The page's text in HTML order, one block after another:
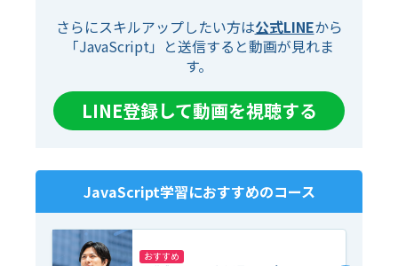
さらにスキルアップしたい方は公式LINEから
「JavaScript」と送信すると動画が見れま
す。
LINE登録して動画を視聴する
JavaScript学習におすすめのコース
おすすめ